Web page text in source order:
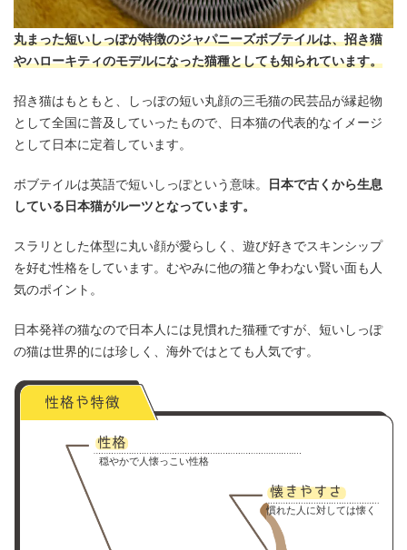
丸まった短いしっぽが特徴のジャパニーズボブテイルは、招き猫
やハローキティのモデルになった猫種としても知られています。
招き猫はもともと、しっぽの短い丸顔の三毛猫の民芸品が縁起物
として全国に普及していったもので、日本猫の代表的なイメージ
として日本に定着しています。
ボブテイルは英語で短いしっぽという意味。
日本で古くから生息
している日本猫がルーツとなっています。
スラリとした体型に丸い顔が愛らしく、遊び好きでスキンシップ
を好む性格をしています。むやみに他の猫と争わない賢い面も人
気のポイント。
日本発祥の猫なので日本人には見慣れた猫種ですが、短いしっぽ
の猫は世界的には珍しく、海外ではとても人気です。
穏やかで人懐っこい性格
慣れた人に対しては懐く